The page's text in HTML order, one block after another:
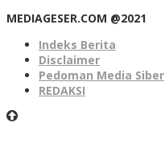
MEDIAGESER.COM @2021
Indeks Berita
Disclaimer
Pedoman Media Siber
REDAKSI